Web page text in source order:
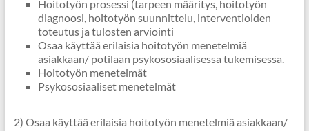
Hoitotyön prosessi (tarpeen määritys, hoitotyön
diagnoosi, hoitotyön suunnittelu, interventioiden
toteutus ja tulosten arviointi
Osaa käyttää erilaisia hoitotyön menetelmiä
asiakkaan/ potilaan psykososiaalisessa tukemisessa.
Hoitotyön menetelmät
Psykososiaaliset menetelmät
2) Osaa käyttää erilaisia hoitotyön menetelmiä asiakkaan/